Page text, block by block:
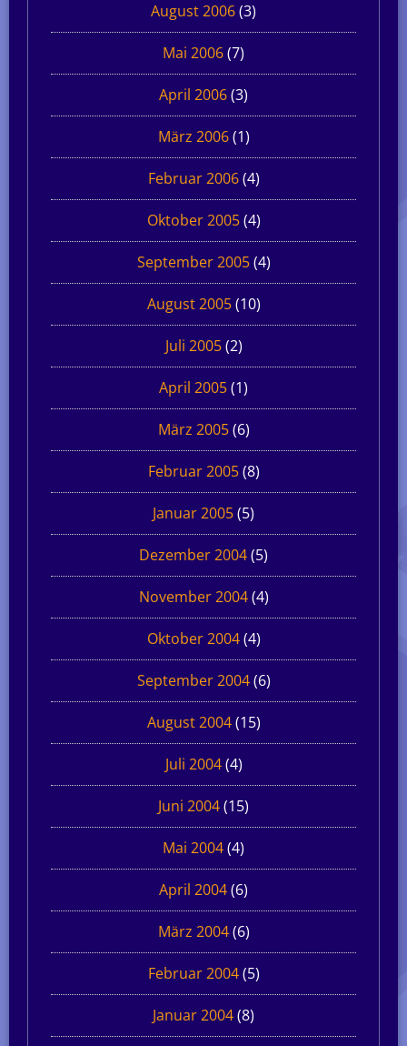
August 2006(3)
Mai 2006(7)
April 2006(3)
März 2006(1)
Februar 2006(4)
Oktober 2005(4)
September 2005(4)
August 2005(10)
Juli 2005(2)
April 2005(1)
März 2005(6)
Februar 2005(8)
Januar 2005(5)
Dezember 2004(5)
November 2004(4)
Oktober 2004(4)
September 2004(6)
August 2004(15)
Juli 2004(4)
Juni 2004(15)
Mai 2004(4)
April 2004(6)
März 2004(6)
Februar 2004(5)
Januar 2004(8)